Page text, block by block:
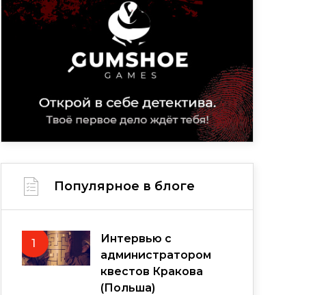
Популярное в блоге
1
Интервью с
администратором
квестов Кракова
(Польша)